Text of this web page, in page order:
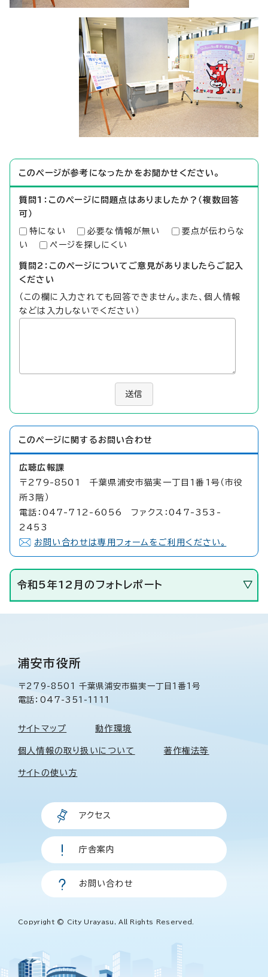
このページが参考になったかをお聞かせください。
質問1：このページに問題点はありましたか？（複数回答
可）
特にない 必要な情報が無い
要点が伝わらな
い
ページを探しにくい
質問2：このページについてご意見がありましたらご記入
ください
（この欄に入力されても回答できません。また、個人情報
などは入力しないでください）
送信
このページに関する お問い合わせ
広聴広報課
〒279-8501 千葉県浦安市猫実一丁目1番1号（市役
所3階）
電話：047-712-6056 ファクス：047-353-
2453
お問い合わせは専用フォームをご利用ください。
令和5年12月のフォトレポート
浦安市役所
〒279-8501 千葉県浦安市猫実一丁目1番1号
電話：047-351-1111
サイトマップ 動作環境
個人情報の取り扱いについて 著作権法等
サイトの使い方
アクセス
庁舎案内
お問い合わせ
Copyright © City Urayasu, All Rights Reserved.